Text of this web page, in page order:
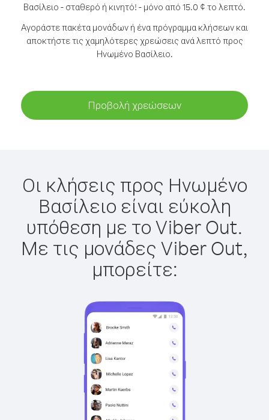
Βασίλειο - σταθερό ή κινητό! - μόνο από 15.0 ¢ το λεπτό.
Αγοράστε πακέτα μονάδων ή ένα πρόγραμμα κλήσεων και
αποκτήστε τις χαμηλότερες χρεώσεις ανά λεπτό προς
Ηνωμένο Βασίλειο.
Προβολή χρεώσεων
Οι κλήσεις προς Ηνωμένο
Βασίλειο είναι εύκολη
υπόθεση με το Viber Out.
Με τις μονάδες Viber Out,
μπορείτε: